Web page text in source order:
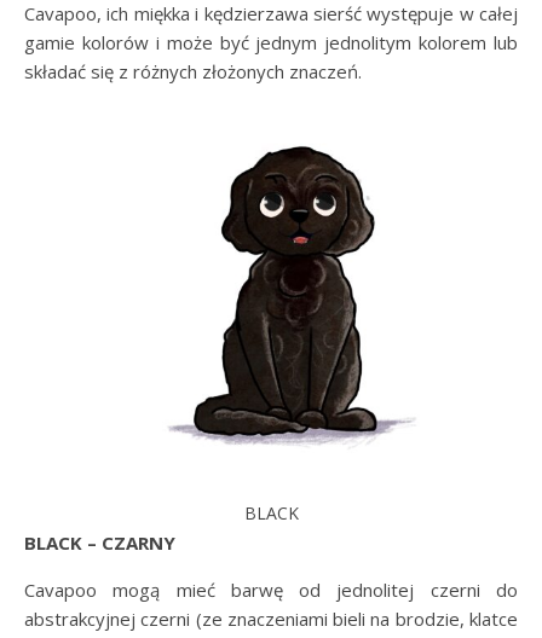
Cavapoo, ich miękka i kędzierzawa sierść występuje w całej
gamie kolorów i może być jednym jednolitym kolorem lub
składać się z różnych złożonych znaczeń.
BLACK
BLACK – CZARNY
Cavapoo mogą mieć barwę od jednolitej czerni do
abstrakcyjnej czerni (ze znaczeniami bieli na brodzie, klatce